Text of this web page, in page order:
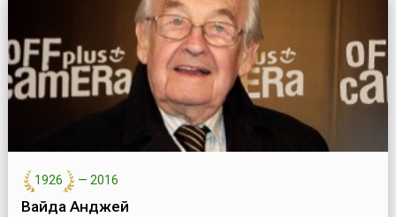
1926 — 2016
Вайда Анджей